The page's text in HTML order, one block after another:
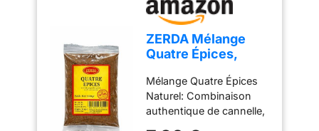
ZERDA Mélange
Quatre Épices,
Cannelle
Gingembre Girofle
et Noix de
Mélange Quatre Épices
Naturel: Combinaison
authentique de cannelle,